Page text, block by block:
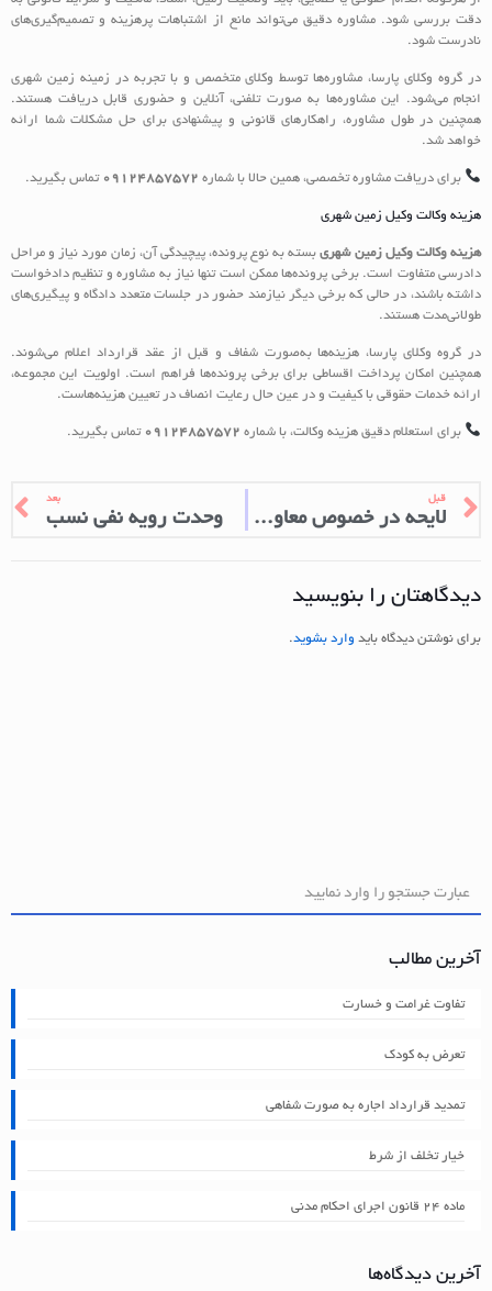
دقت بررسی شود. مشاوره دقیق می‌تواند مانع از اشتباهات پرهزینه و تصمیم‌گیری‌های
نادرست شود.
در گروه وکلای پارسا، مشاوره‌ها توسط وکلای متخصص و با تجربه در زمینه زمین شهری
انجام می‌شود. این مشاوره‌ها به صورت تلفنی، آنلاین و حضوری قابل دریافت هستند.
همچنین در طول مشاوره، راهکارهای قانونی و پیشنهادی برای حل مشکلات شما ارائه
خواهد شد.
برای دریافت مشاوره تخصصی، همین حالا با شماره 09124857572 تماس بگیرید.
هزینه وکالت وکیل زمین شهری
هزینه وکالت وکیل زمین شهریبسته به نوع پرونده، پیچیدگی آن، زمان مورد نیاز و مراحل
دادرسی متفاوت است. برخی پرونده‌ها ممکن است تنها نیاز به مشاوره و تنظیم دادخواست
داشته باشند، در حالی که برخی دیگر نیازمند حضور در جلسات متعدد دادگاه و پیگیری‌های
طولانی‌مدت هستند.
در گروه وکلای پارسا، هزینه‌ها به‌صورت شفاف و قبل از عقد قرارداد اعلام می‌شوند.
همچنین امکان پرداخت اقساطی برای برخی پرونده‌ها فراهم است. اولویت این مجموعه،
ارائه خدمات حقوقی با کیفیت و در عین حال رعایت انصاف در تعیین هزینه‌هاست.
برای استعلام دقیق هزینه وکالت، با شماره 09124857572 تماس بگیرید.
قبل
لایحه در خصوص معاونت در جرم اختلاس
بعد
وحدت رویه نفی نسب
دیدگاهتان را بنویسید
برای نوشتن دیدگاه باید وارد بشوید.
آخرین مطالب
تفاوت غرامت و خسارت
تعرض به کودک
تمدید قرارداد اجاره به صورت شفاهی
خیار تخلف از شرط
ماده ۲۴ قانون اجرای احکام مدنی
آخرین دیدگاه‌ها